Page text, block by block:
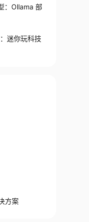
：Ollama 部
迷你玩科技
方案